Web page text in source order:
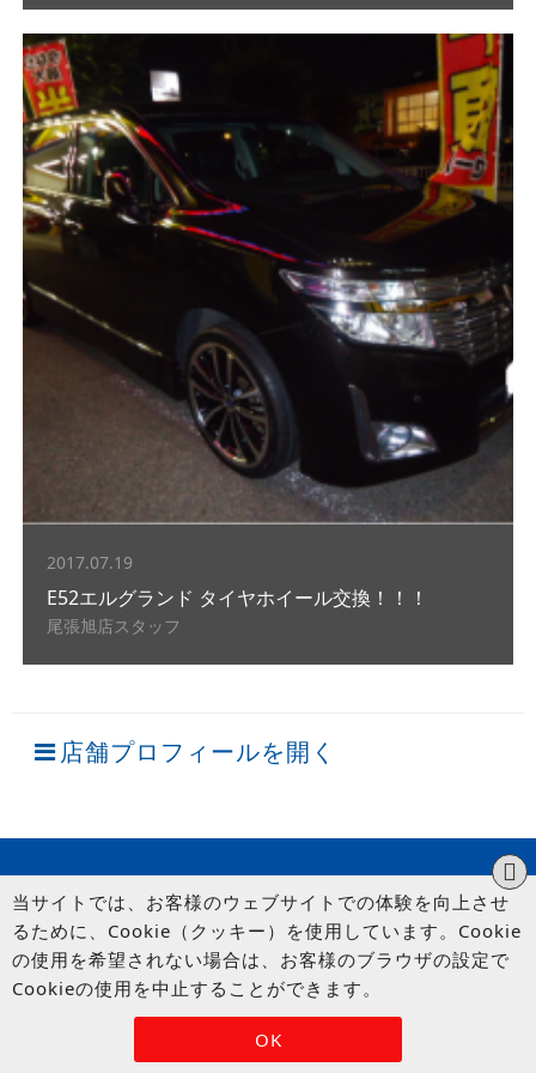
2017.07.19
E52エルグランド タイヤホイール交換！！！
尾張旭店スタッフ
店舗プロフィールを開く
© UP GARAGE GROUP Co., Ltd.
OK
当サイトでは、お客様のウェブサイトでの体験を向上させ
るために、Cookie（クッキー）を使用しています。Cookie
の使用を希望されない場合は、お客様のブラウザの設定で
Cookieの使用を中止することができます。